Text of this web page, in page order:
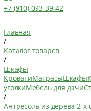
+7 (910) 093-39-42
Главная
/
Каталог товаров
/
Шкафы
КроватиМатрасыШкафы
уголкиМебель для дачи
/
Антресоль из дерева 2-х